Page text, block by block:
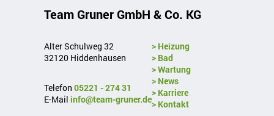
Team Gruner GmbH & Co. KG
Alter Schulweg 32
32120 Hiddenhausen
Telefon 05221 - 274 31
E-Mail info@team-gruner.de
> Heizung
> Bad
> Wartung
> News
> Karriere
> Kontakt